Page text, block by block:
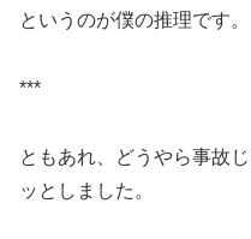
というのが僕の推理です。
***
ともあれ、どうやら事故
ッとしました。